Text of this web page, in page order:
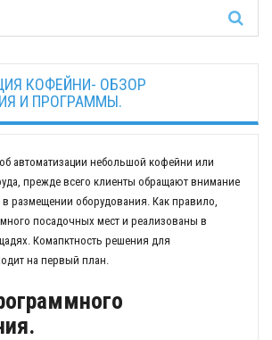
КОФЕЙНИ- ОБЗОР
И ПРОГРАММЫ.
автоматизации небольшой кофейни или
прежде всего клиенты обращают внимание
в размещении оборудования. Как правило,
посадочных мест и реализованы в
Комапктность решения для
на первый план.